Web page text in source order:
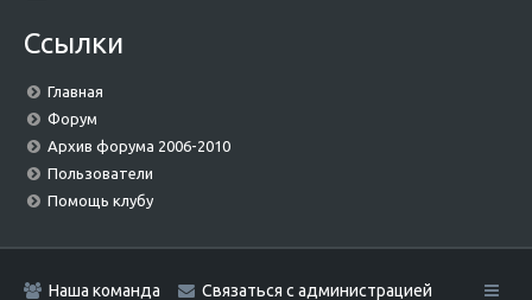
Ссылки
Главная
Форум
Архив форума 2006-2010
Пользователи
Помощь клубу
Наша команда Связаться с администрацией